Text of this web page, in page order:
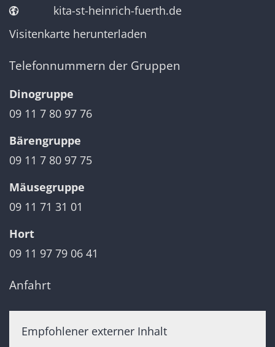
kita-st-heinrich-fuerth.de
Visitenkarte herunterladen
Telefonnummern der Gruppen
Dinogruppe
09 11 7 80 97 76
Bärengruppe
09 11 7 80 97 75
Mäusegruppe
09 11 71 31 01
Hort
09 11 97 79 06 41
Anfahrt
Empfohlener externer Inhalt